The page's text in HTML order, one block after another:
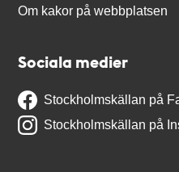
Om kakor på webbplatsen
Sociala medier
Stockholmskällan på
Stockholmskällan på